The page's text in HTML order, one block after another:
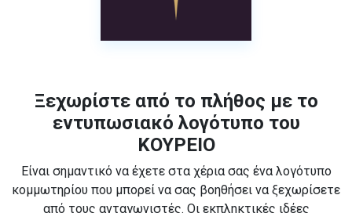
Ξεχωρίστε από το πλήθος με το
εντυπωσιακό λογότυπο του
ΚΟΥΡΕΙΟ
Είναι σημαντικό να έχετε στα χέρια σας ένα λογότυπο
κομμωτηρίου που μπορεί να σας βοηθήσει να ξεχωρίσετε
από τους ανταγωνιστές. Οι εκπληκτικές ιδέες